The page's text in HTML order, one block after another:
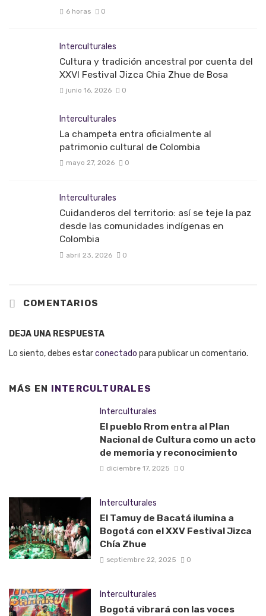
6 horas 0
Interculturales
Cultura y tradición ancestral por cuenta del
XXVI Festival Jizca Chia Zhue de Bosa
junio 16, 2026 0
Interculturales
La champeta entra oficialmente al
patrimonio cultural de Colombia
mayo 27, 2026 0
Interculturales
Cuidanderos del territorio: así se teje la paz
desde las comunidades indígenas en
Colombia
abril 23, 2026 0
COMENTARIOS
DEJA UNA RESPUESTA
Lo siento, debes estarconectado para publicar un comentario.
MÁS EN INTERCULTURALES
Interculturales
El pueblo Rrom entra al Plan
Nacional de Cultura como un acto
de memoria y reconocimiento
diciembre 17, 2025 0
Interculturales
El Tamuy de Bacatá ilumina a
Bogotá con el XXV Festival Jizca
Chía Zhue
septiembre 22, 2025 0
Interculturales
Bogotá vibrará con las voces